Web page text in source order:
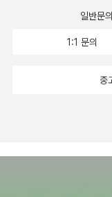
숲을 바라보는 저자의
서까지 인간에게 유용
일반문
1:1 문의
중